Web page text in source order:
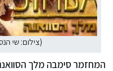
(צילום: שי
המחזמר סימבה מלך